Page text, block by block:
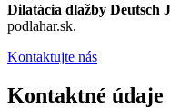
Dilatácia dlažby Deutsch
podlahar.sk.
Kontaktujte nás
Kontaktné údaje